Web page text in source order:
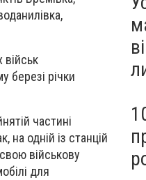
військ
березі річки
частині
на одній із станцій
військову
для